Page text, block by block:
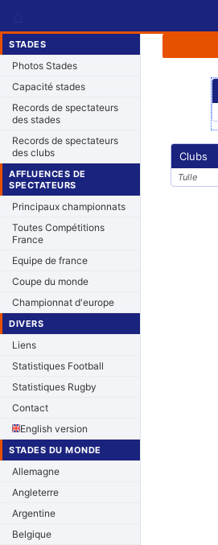
STADES
Photos Stades
Capacité stades
Records de spectateurs
des stades
Records de spectateurs
des clubs
AFFLUENCES DE
SPECTATEURS
Principaux championnats
Toutes Compétitions
France
Equipe de france
Coupe du monde
Championnat d'europe
DIVERS
Liens
Statistiques Football
Statistiques Rugby
Contact
English version
STADES DU MONDE
Allemagne
Angleterre
Argentine
Belgique
Clubs
Tulle